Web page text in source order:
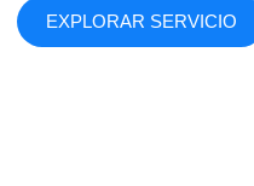
EXPLORAR SERVICIO